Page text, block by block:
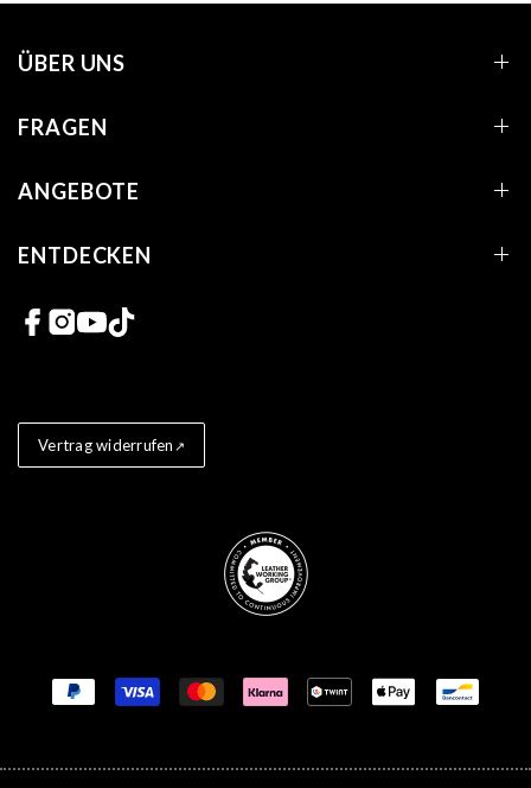
ÜBER UNS
FRAGEN
ANGEBOTE
ENTDECKEN
Links zu sozialen Netzwerken
Vertrag widerrufen
Zahlungsmethoden